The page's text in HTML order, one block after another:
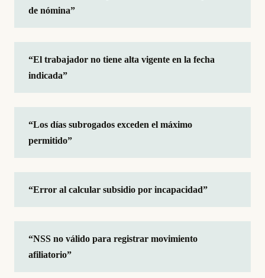
de nómina”
“El trabajador no tiene alta vigente en la fecha
indicada”
“Los días subrogados exceden el máximo
permitido”
“Error al calcular subsidio por incapacidad”
“NSS no válido para registrar movimiento
afiliatorio”